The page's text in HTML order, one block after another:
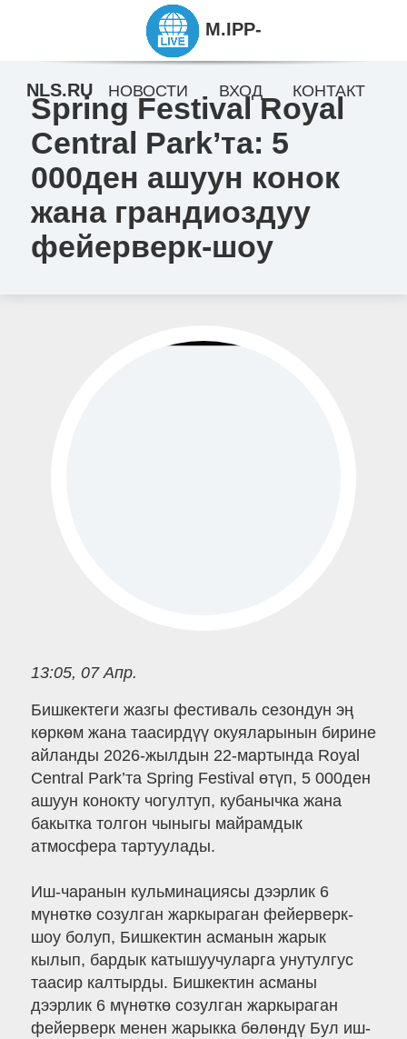
Spring Festival Royal
Central Park’та: 5
000ден ашуун конок
жана грандиоздуу
фейерверк-шоу
13:05, 07 Апр.
Бишкектеги жазгы фестиваль сезондун эң
көркөм жана таасирдүү окуяларынын бирине
айланды 2026-жылдын 22-мартында Royal
Central Park’та Spring Festival өтүп, 5 000ден
ашуун конокту чогултуп, кубанычка жана
бакытка толгон чыныгы майрамдык
атмосфера тартуулады.
Иш-чаранын кульминациясы дээрлик 6
мүнөткө созулган жаркыраган фейерверк-
шоу болуп, Бишкектин асманын жарык
кылып, бардык катышуучуларга унутулгус
таасир калтырды. Бишкектин асманы
дээрлик 6 мүнөткө созулган жаркыраган
фейерверк менен жарыкка бөлөндү Бул иш-
M.IPP-
NLS.RU НОВОСТИ ВХОД КОНТАКТ